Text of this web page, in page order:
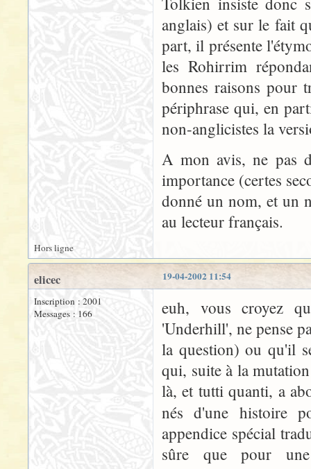
anglais) et sur le fait
part, il présente
les Rohirrim
bonnes raisons pour
périphrase qui, en
non-anglicistes la
A mon avis, ne pas
importance (certes
donné un nom, et un
au lecteur français.
Hors ligne
19-04-2002 11:54
elicec
Inscription : 2001
Messages : 166
euh, vous croyez
'Underhill', ne pense
la question) ou qu'il
qui, suite à la
là, et tutti quanti, a
nés d'une histoire
appendice spécial
sûre que pour